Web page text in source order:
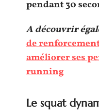
pendant 30
A découvrir
de
améliorer ses
running
Le squat